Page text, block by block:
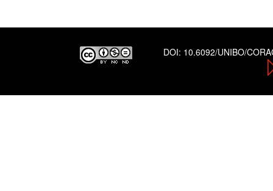
DOI: 10.6092/UNIBO/